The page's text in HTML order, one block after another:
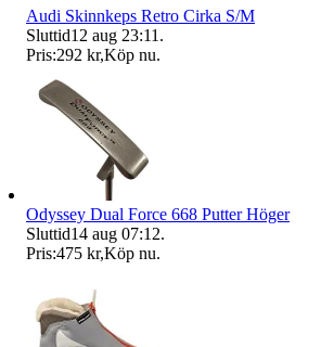
Audi Skinnkeps Retro Cirka S/M
Sluttid12 aug 23:11 .
Pris:292 kr,Köp nu.
Odyssey Dual Force 668 Putter Höger
Sluttid14 aug 07:12.
Pris:475 kr,Köp nu.